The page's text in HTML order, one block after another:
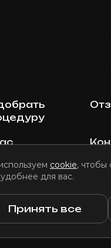
cookie, чтобы
для вас.
Принять все
использования